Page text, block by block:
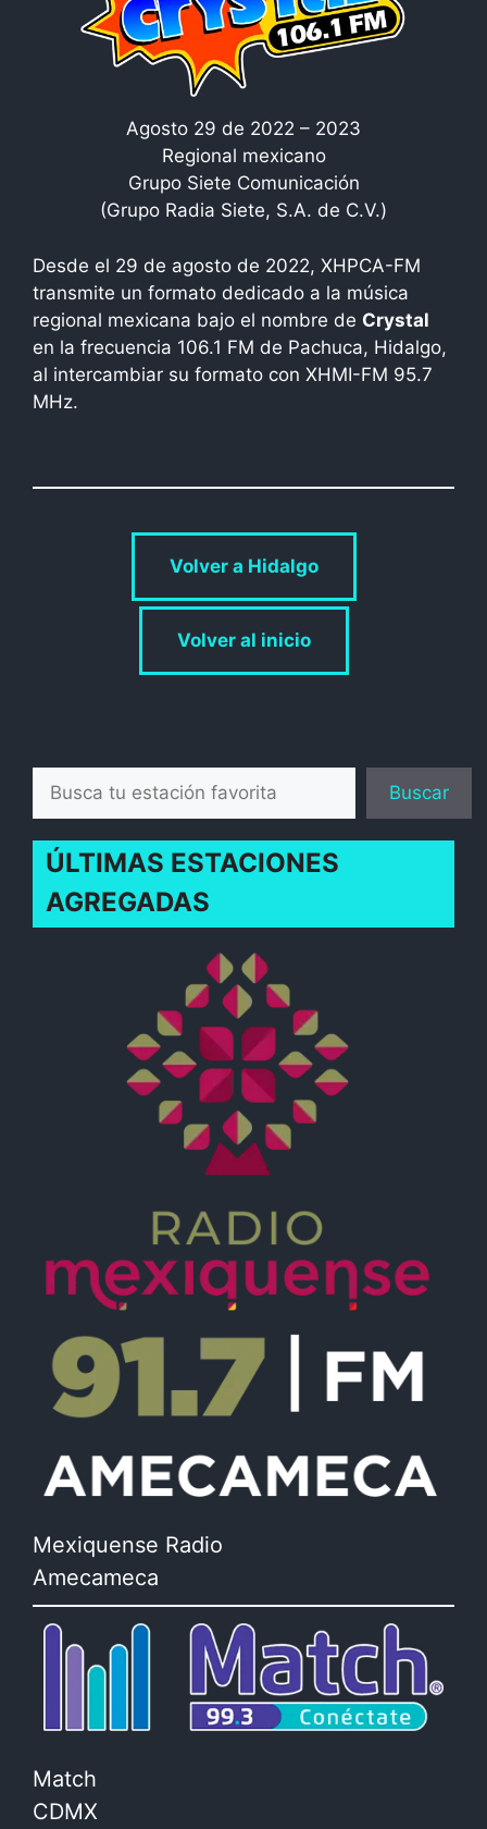
Agosto 29 de 2022 – 2023
Regional mexicano
Grupo Siete Comunicación
(Grupo Radia Siete, S.A. de C.V.)
Desde el 29 de agosto de 2022, XHPCA-FM
transmite un formato dedicado a la música
regional mexicana bajo el nombre de Crystal
en la frecuencia 106.1 FM de Pachuca, Hidalgo,
al intercambiar su formato con XHMI-FM 95.7
MHz.
Volver a Hidalgo
Volver al inicio
Buscar
Buscar
ÚLTIMAS ESTACIONES
AGREGADAS
Mexiquense Radio
Amecameca
Match
CDMX